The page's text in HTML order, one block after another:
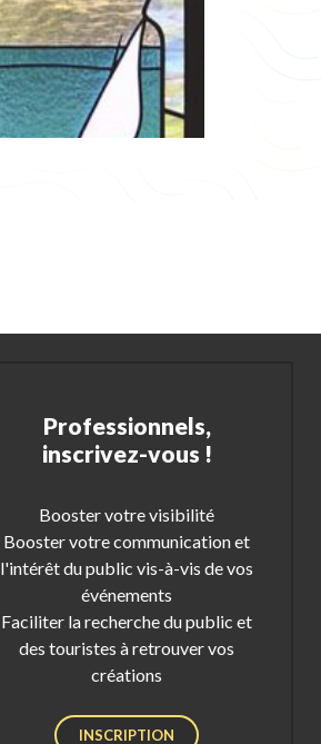
Professionnels,
inscrivez-vous !
Booster votre visibilité
Booster votre communication et
l'intérêt du public vis-à-vis de vos
événements
Faciliter la recherche du public et
des touristes à retrouver vos
créations
INSCRIPTION